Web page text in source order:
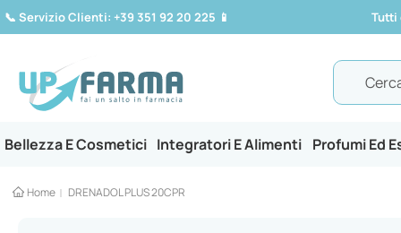
📞 Servizio Clienti: +39 351 92 20 225 📱 Tutti
Bellezza E Cosmetici Integratori E Alimenti Profumi Ed
Home DRENADOL PLUS 20CPR